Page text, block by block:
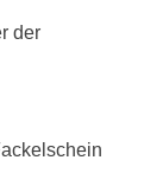
der